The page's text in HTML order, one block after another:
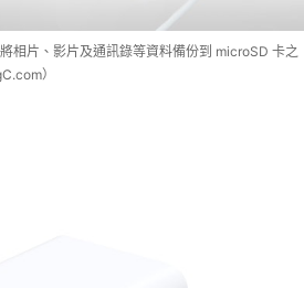
相片、影片及通訊錄等資料備份到 microSD 卡之
）